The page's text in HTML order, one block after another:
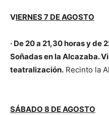
VIERNES 7 DE AGOSTO
· De 20 a 21,30 horas y de
Soñadas en la Alcazaba.
teatralización. Recinto la
SÁBADO 8 DE AGOSTO